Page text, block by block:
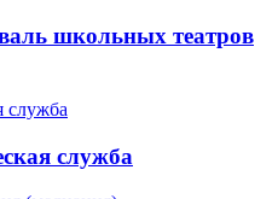
школьных театров
служба